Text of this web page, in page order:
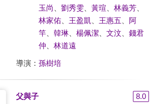
玉尚
劉秀雯、 黃瑄 林義芳、
林家佑、 王盈凱 王惠五
阿
竿、 韓琳、 楊佩潔、 文汶
錢君
仲
林道遠
導演： 孫樹培
父與子
8.0